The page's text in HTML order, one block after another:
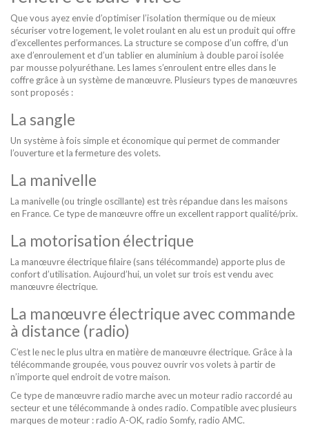
Que vous ayez envie d’optimiser l’isolation thermique ou de mieux
sécuriser votre logement, levolet roulant en alu est un produit qui offre
d’excellentes performances. La structure se compose d’un coffre, d’un
axe d’enroulement et d’un tablier en aluminium à double paroi isolée
par mousse polyuréthane. Les lames s’enroulent entre elles dans le
coffre grâce à un système de manœuvre. Plusieurs types de manœuvres
sont proposés :
La sangle
Un système à fois simple et économique qui permet de commander
l’ouverture et la fermeture des volets.
La manivelle
La manivelle (ou tringle oscillante) est très répandue dans les maisons
en France. Ce type de manœuvre offre un excellent rapport qualité/prix.
La motorisation électrique
La manœuvre électrique filaire (sans télécommande) apporte plus de
confort d’utilisation. Aujourd’hui, un volet sur trois est vendu avec
manœuvre électrique.
La manœuvre électrique avec commande
à distance (radio)
C’est le nec le plus ultra en matière de manœuvre électrique. Grâce à la
télécommande groupée, vous pouvez ouvrir vos volets à partir de
n’importe quel endroit de votre maison.
Ce type de manœuvre radio marche avec un moteur radio raccordé au
secteur et une télécommande à ondes radio. Compatible avec plusieurs
marques de moteur : radio A-OK, radio Somfy, radio AMC.